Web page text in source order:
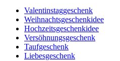
Valentinstaggeschenk
Weihnachtsgeschenkidee
Hochzeitsgeschenkidee
Versöhnungsgeschenk
Taufgeschenk
Liebesgeschenk